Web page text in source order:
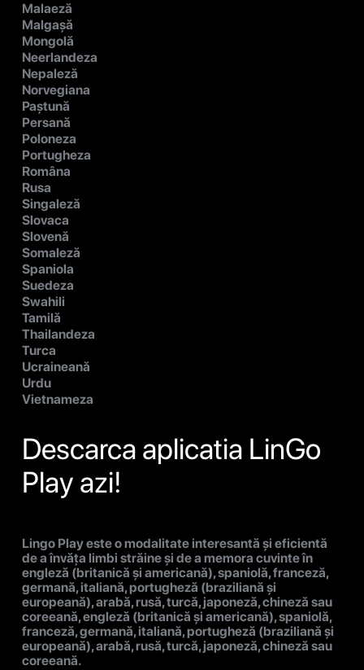
Malaeză
Malgașă
Mongolă
Neerlandeza
Nepaleză
Norvegiana
Paștună
Persană
Poloneza
Portugheza
Româna
Rusa
Singaleză
Slovaca
Slovenă
Somaleză
Spaniola
Suedeza
Swahili
Tamilă
Thailandeza
Turca
Ucraineană
Urdu
Vietnameza
Descarca aplicatia LinGo
Play azi!
Lingo Play este o modalitate interesantă și eficientă
de a învăța limbi străine și de a memora cuvinte în
engleză (britanică și americană), spaniolă, franceză,
germană, italiană, portugheză (braziliană și
europeană), arabă, rusă, turcă, japoneză, chineză sau
coreeană, engleză (britanică și americană), spaniolă,
franceză, germană, italiană, portugheză (braziliană și
europeană), arabă, rusă, turcă, japoneză, chineză sau
coreeană.